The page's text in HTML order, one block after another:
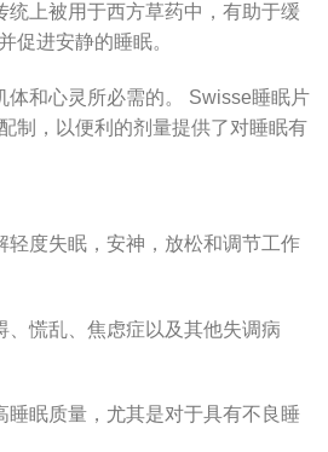
上被用于西方草药中，有助于缓
促进安静的睡眠。
和心灵所必需的。 Swisse睡眠片
制，以便利的剂量提供了对睡眠有
度失眠，安神，放松和调节工作
慌乱、焦虑症以及其他失调病
眠质量，尤其是对于具有不良睡